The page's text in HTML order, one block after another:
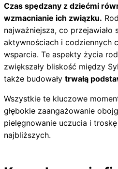
Czas spędzany z dziećmi
wzmacnianie ich związku.
najważniejsza, co przejawiało
aktywnościach i codziennych
wsparcia. Te aspekty życia
zwiększały bliskość między
także budowały trwałą
Wszystkie te kluczowe
głębokie zaangażowanie
pielęgnowanie uczucia i
najbliższych.